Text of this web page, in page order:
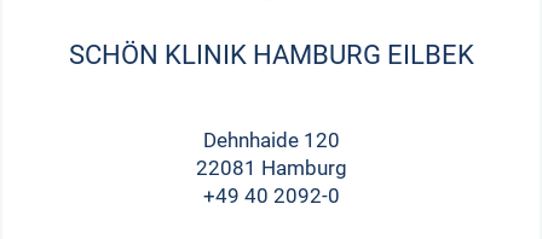
SCHÖN KLINIK HAMBURG EILBEK
Dehnhaide 120
22081 Hamburg
+49 40 2092-0